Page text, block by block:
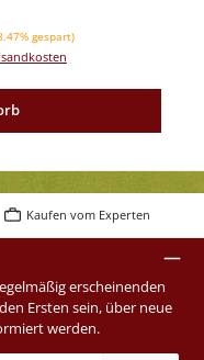
gespart)
Kaufen vom Experten
erscheinenden
Ersten sein, über neue
werden.